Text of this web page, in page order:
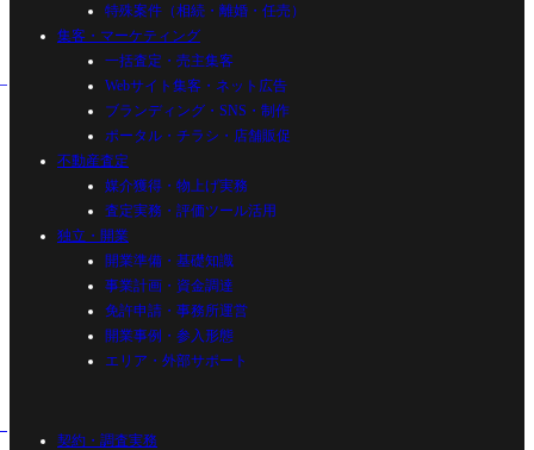
特殊案件（相続・離婚・任売）
集客・マーケティング
一括査定・売主集客
Webサイト集客・ネット広告
ブランディング・SNS・制作
ポータル・チラシ・店舗販促
不動産査定
媒介獲得・物上げ実務
査定実務・評価ツール活用
独立・開業
開業準備・基礎知識
事業計画・資金調達
免許申請・事務所運営
開業事例・参入形態
エリア・外部サポート
契約・調査実務